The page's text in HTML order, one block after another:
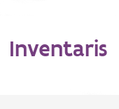
Inventaris